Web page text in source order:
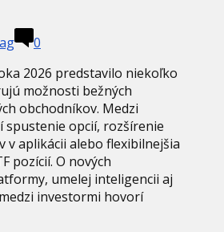
0
2026 predstavilo niekoľko
možnosti bežných
obchodníkov. Medzi
spustenie opcií, rozšírenie
v aplikácii alebo flexibilnejšia
pozícií. O nových
umelej inteligencii aj
investormi hovorí